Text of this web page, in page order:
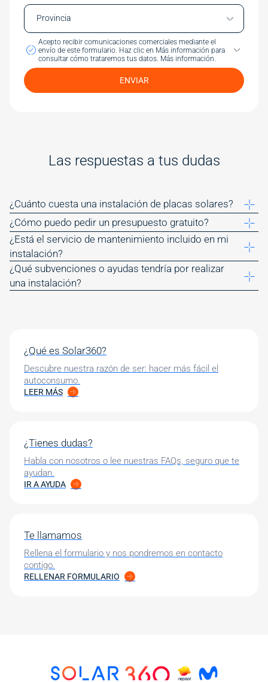
Acepto recibir comunicaciones comerciales mediante el
envío de este formulario. Haz clic en Más información para
consultar cómo trataremos tus datos. Más información.
ENVIAR
Las respuestas a tus dudas
¿Cuánto cuesta una instalación de placas solares?
¿Cómo puedo pedir un presupuesto gratuito?
¿Está el servicio de mantenimiento incluido en mi
instalación?
¿Qué subvenciones o ayudas tendría por realizar
una instalación?
¿Qué es Solar360?
Descubre nuestra razón de ser: hacer más fácil el
autoconsumo.
LEER MÁS
¿Tienes dudas?
Habla con nosotros o lee nuestras FAQs, seguro que te
ayudan.
IR A AYUDA
Te llamamos
Rellena el formulario y nos pondremos en contacto
contigo.
RELLENAR FORMULARIO
Image